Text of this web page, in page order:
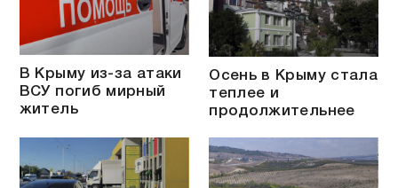
В Крыму из-за атаки
ВСУ погиб мирный
житель
Осень в Крыму стала
теплее и
продолжительнее